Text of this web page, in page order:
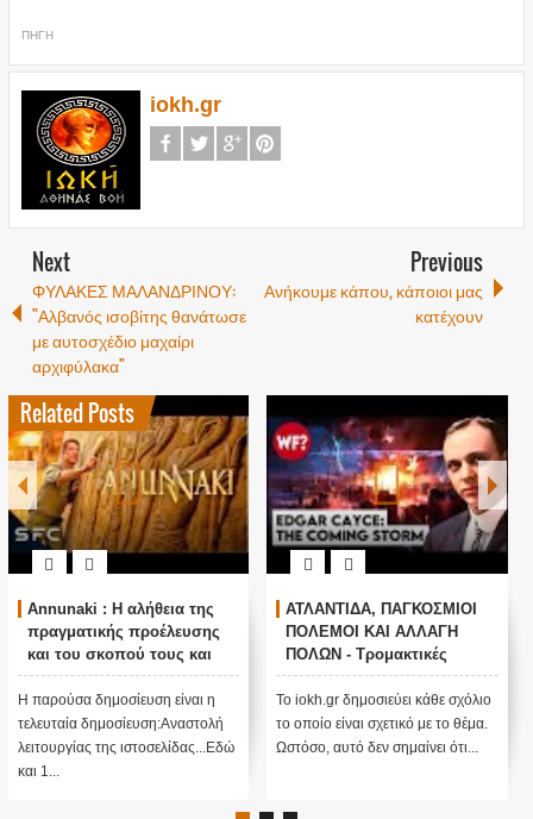
ΠΗΓΗ
iokh.gr
Next
ΦΥΛΑΚΕΣ ΜΑΛΑΝΔΡΙΝΟΥ:
"Αλβανός ισοβίτης θανάτωσε
με αυτοσχέδιο μαχαίρι
αρχιφύλακα"
Previous
Ανήκουμε κάπου, κάποιοι μας
κατέχουν
Related Posts
: Η αλήθεια της
προέλευσης
του σκοπού τους και
λειτουργίας μας
δημοσίευση είναι η
δημοσίευση:Αναστολή
της ιστοσελίδας...Εδώ
1...
ΑΤΛΑΝΤΙΔΑ, ΠΑΓΚΟΣΜΙΟΙ
ΠΟΛΕΜΟΙ ΚΑΙ ΑΛΛΑΓΗ
ΠΟΛΩΝ - Τρομακτικές
προβλέψεις του Edgar
Cayce (Video)
Το iokh.gr δημοσιεύει κάθε σχόλιο
το οποίο είναι σχετικό με το θέμα.
Ωστόσο, αυτό δεν σημαίνει ότι...